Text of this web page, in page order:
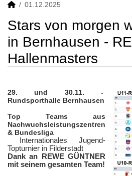
01.12.2025
Stars von morgen
in Bernhausen -
Hallenmasters
29. und 30.11. -
Rundsporthalle Bernhausen
Top Teams aus
Nachwuchsleistungszentren
& Bundesliga
Internationales Jugend-
Topturnier in Filderstadt
Dank an REWE GÜNTNER
mit seinem gesamten Team!